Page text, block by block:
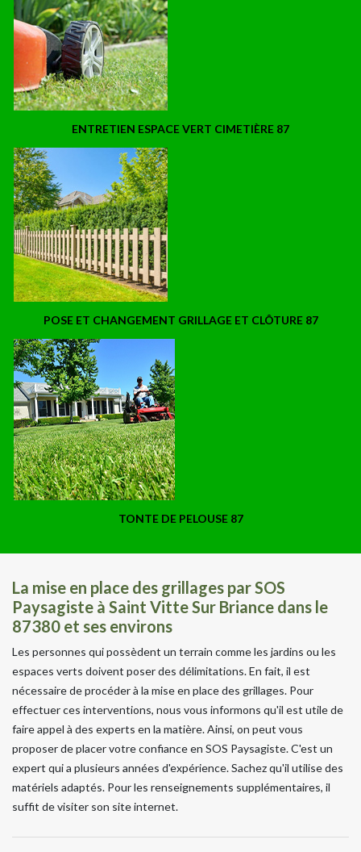
ENTRETIEN ESPACE VERT CIMETIÈRE 87
POSE ET CHANGEMENT GRILLAGE ET CLÔTURE 87
TONTE DE PELOUSE 87
La mise en place des grillages par SOS
Paysagiste à Saint Vitte Sur Briance dans le
87380 et ses environs
Les personnes qui possèdent un terrain comme les jardins ou les
espaces verts doivent poser des délimitations. En fait, il est
nécessaire de procéder à la mise en place des grillages. Pour
effectuer ces interventions, nous vous informons qu'il est utile de
faire appel à des experts en la matière. Ainsi, on peut vous
proposer de placer votre confiance en SOS Paysagiste. C'est un
expert qui a plusieurs années d'expérience. Sachez qu'il utilise des
matériels adaptés. Pour les renseignements supplémentaires, il
suffit de visiter son site internet.